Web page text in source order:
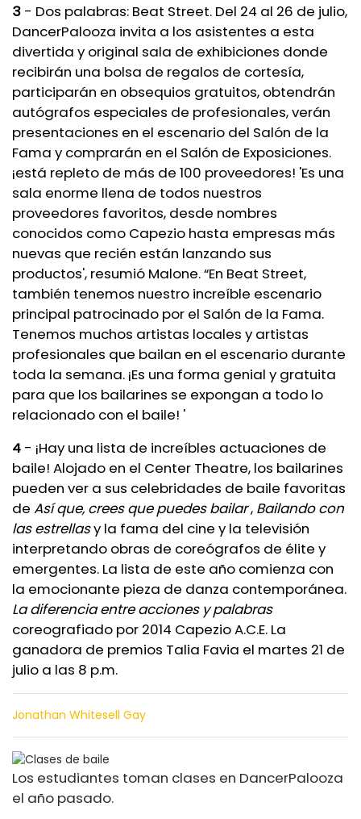
3 - Dos palabras: Beat Street. Del 24 al 26 de julio,
DancerPalooza invita a los asistentes a esta
divertida y original sala de exhibiciones donde
recibirán una bolsa de regalos de cortesía,
participarán en obsequios gratuitos, obtendrán
autógrafos especiales de profesionales, verán
presentaciones en el escenario del Salón de la
Fama y comprarán en el Salón de Exposiciones.
¡está repleto de más de 100 proveedores! 'Es una
sala enorme llena de todos nuestros
proveedores favoritos, desde nombres
conocidos como Capezio hasta empresas más
nuevas que recién están lanzando sus
productos', resumió Malone. “En Beat Street,
también tenemos nuestro increíble escenario
principal patrocinado por el Salón de la Fama.
Tenemos muchos artistas locales y artistas
profesionales que bailan en el escenario durante
toda la semana. ¡Es una forma genial y gratuita
para que los bailarines se expongan a todo lo
relacionado con el baile! '
4 - ¡Hay una lista de increíbles actuaciones de
baile! Alojado en el Center Theatre, los bailarines
pueden ver a sus celebridades de baile favoritas
de Así que, crees que puedes bailar, Bailando con
las estrellasy la fama del cine y la televisión
interpretando obras de coreógrafos de élite y
emergentes. La lista de este año comienza con
la emocionante pieza de danza contemporánea.
La diferencia entre acciones y palabras
coreografiado por 2014 Capezio A.C.E. La
ganadora de premios Talia Favia el martes 21 de
julio a las 8 p.m.
Jonathan Whitesell Gay
Los estudiantes toman clases en DancerPalooza
el año pasado.